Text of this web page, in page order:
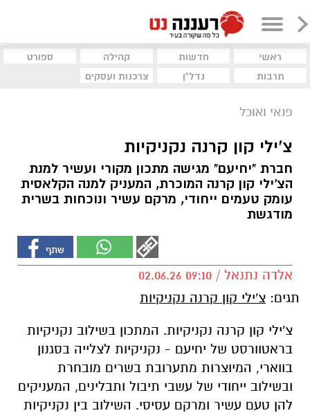
ראשי חדשות קהילה
ספורט
תרבות
נדל"ן צרכנות ועסקים
פנאי ואוכל
צ'ילי קון קרנה נקניקיות
חברת "יחיעם" מגישה מתכון מקורי ועשיר למנת
הצ'ילי קון קרנה המוכרת, המעניק למנה הקלאסית
עומק טעמים ייחודי, מרקם עשיר ונוכחות בשרית
מודגשת
אלדה נתנאל / 09:10 02.06.26
תגים: צ'ילי קון קרנה נקניקיות
צ'ילי קון קרנה נקניקיות. המתכון בשילוב נקניקיות
בראטוורסט של יחיעם - נקניקיות לצלייה בסגנון
בווארי, המיוצרות מתערובת בשרים מובחרת
ובשילוב ייחודי של עשבי תיבול ותבלינים, המעניקים
להן טעם עשיר ומרקם עסיסי. השילוב בין נקניקיות